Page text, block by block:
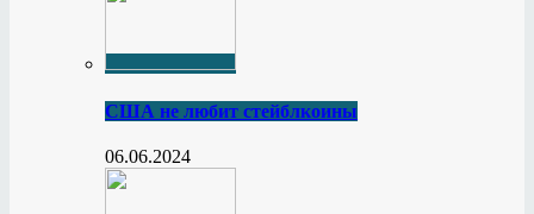
США не любит стейблкоины
06.06.2024